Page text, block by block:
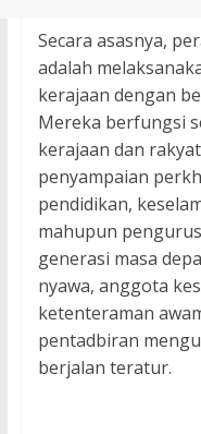
Secara asasnya,
adalah
kerajaan dengan
Mereka berfungsi
kerajaan dan
penyampaian
pendidikan,
mahupun
generasi masa
nyawa, anggota
ketenteraman
pentadbiran
berjalan teratur.